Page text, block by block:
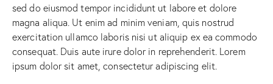
sed do eiusmod tempor incididunt ut labore et dolore
magna aliqua. Ut enim ad minim veniam, quis nostrud
exercitation ullamco laboris nisi ut aliquip ex ea commodo
consequat. Duis aute irure dolor in reprehenderit. Lorem
ipsum dolor sit amet, consectetur adipiscing elit.